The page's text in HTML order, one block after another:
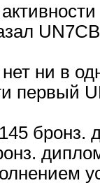
ни в
первый
бронз.